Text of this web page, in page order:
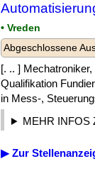
• Vreden
Abgeschlossene
[. .. ]
Qualifikation
in Mess-,
MEHR INFOS
▶ Zur